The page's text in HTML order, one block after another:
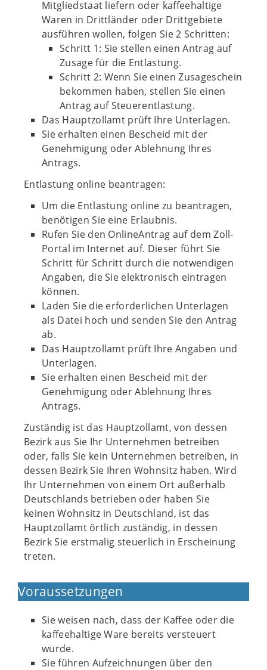
Mitgliedstaat liefern oder kaffeehaltige
Waren in Drittländer oder Drittgebiete
ausführen wollen, folgen Sie 2 Schritten:
Schritt 1: Sie stellen einen Antrag auf
Zusage für die Entlastung.
Schritt 2: Wenn Sie einen Zusageschein
bekommen haben, stellen Sie einen
Antrag auf Steuerentlastung.
Das Hauptzollamt prüft Ihre Unterlagen.
Sie erhalten einen Bescheid mit der
Genehmigung oder Ablehnung Ihres
Antrags.
Entlastung online beantragen:
Um die Entlastung online zu beantragen,
benötigen Sie eine Erlaubnis.
Rufen Sie den OnlineAntrag auf dem Zoll-
Portal im Internet auf. Dieser führt Sie
Schritt für Schritt durch die notwendigen
Angaben, die Sie elektronisch eintragen
können.
Laden Sie die erforderlichen Unterlagen
als Datei hoch und senden Sie den Antrag
ab.
Das Hauptzollamt prüft Ihre Angaben und
Unterlagen.
Sie erhalten einen Bescheid mit der
Genehmigung oder Ablehnung Ihres
Antrags.
Zuständig ist das Hauptzollamt, von dessen
Bezirk aus Sie Ihr Unternehmen betreiben
oder, falls Sie kein Unternehmen betreiben, in
dessen Bezirk Sie Ihren Wohnsitz haben. Wird
Ihr Unternehmen von einem Ort außerhalb
Deutschlands betrieben oder haben Sie
keinen Wohnsitz in Deutschland, ist das
Hauptzollamt örtlich zuständig, in dessen
Bezirk Sie erstmalig steuerlich in Erscheinung
treten.
Voraussetzungen
Sie weisen nach, dass der Kaffee oder die
kaffeehaltige Ware bereits versteuert
wurde.
Sie führen Aufzeichnungen über den